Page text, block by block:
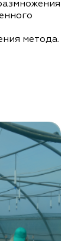
метода.